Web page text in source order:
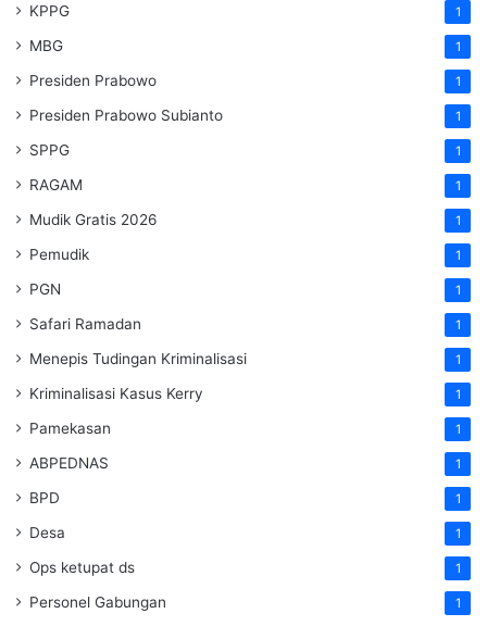
KPPG 1
MBG 1
Presiden Prabowo 1
Presiden Prabowo Subianto 1
SPPG 1
RAGAM 1
Mudik Gratis 2026 1
Pemudik 1
PGN 1
Safari Ramadan 1
Menepis Tudingan Kriminalisasi 1
Kriminalisasi Kasus Kerry 1
Pamekasan 1
ABPEDNAS 1
BPD 1
Desa 1
Ops ketupat ds 1
Personel Gabungan 1